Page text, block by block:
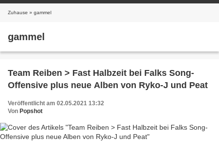
Zuhause » gammel
gammel
Team Reiben > Fast Halbzeit bei Falks Song-
Offensive plus neue Alben von Ryko-J und Peat
Veröffentlicht am 02.05.2021 13:32
Von Popshot